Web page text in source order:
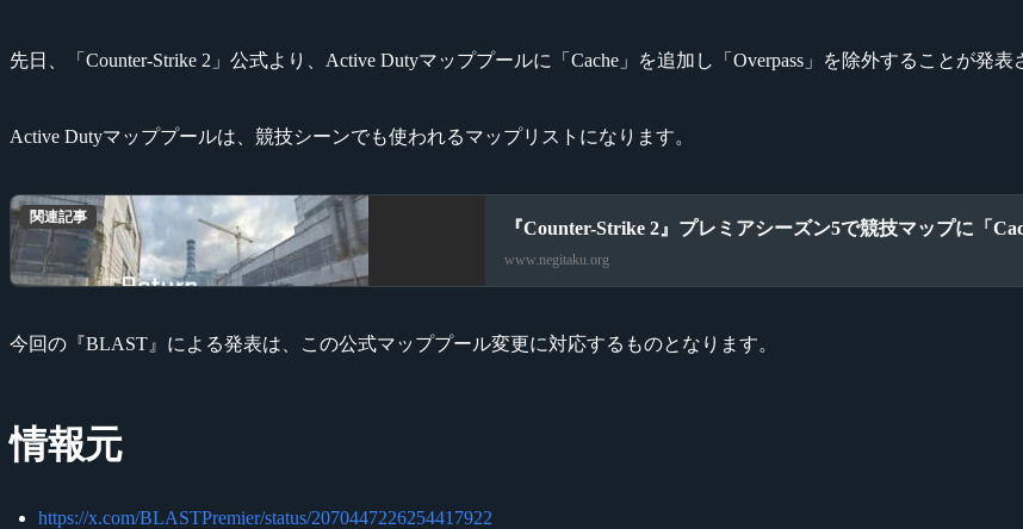
先日、「Counter-Strike 2」公式より、Active Dutyマッププールに「Cache」を追加し「Overpass」を除外することが発表
Active Dutyマッププールは、競技シーンでも使われるマップリストになります。
関連記事
『Counter-Strike 2』プレミアシーズン5で競技マップに「
www.negitaku.org
今回の『BLAST』による発表は、この公式マッププール変更に対応するものとなります。
情報元
https://x.com/BLASTPremier/status/2070447226254417922